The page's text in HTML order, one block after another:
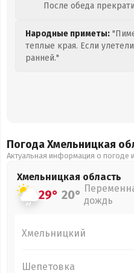
После обеда
Народные приметы:
теплые края. Если
ранней."
Погода Хмельницкая
Актуальная информация о погоде
Хмельницкая область
29° 20° дождь
Хмельницкий
Шепетовка